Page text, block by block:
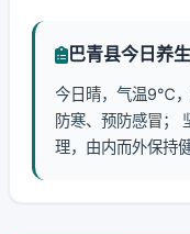
巴青县今日养生
今日晴，气温9℃
防寒、预防感冒；
理，由内而外保持